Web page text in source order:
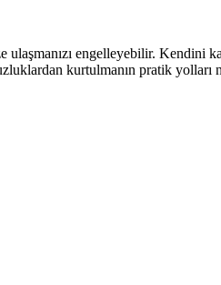
engelleyebilir. Kendini
kurtulmanın pratik yolları